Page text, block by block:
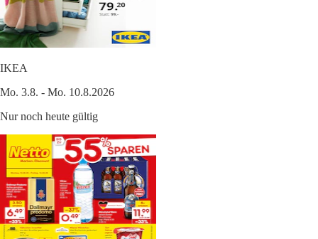
IKEA
Mo. 3.8. - Mo. 10.8.2026
Nur noch heute gültig